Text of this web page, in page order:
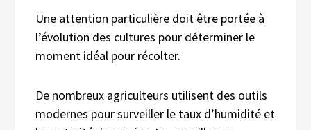
Une attention particulière doit être portée à
l’évolution des cultures pour déterminer le
moment idéal pour récolter.
De nombreux agriculteurs utilisent des outils
modernes pour surveiller le taux d’humidité et